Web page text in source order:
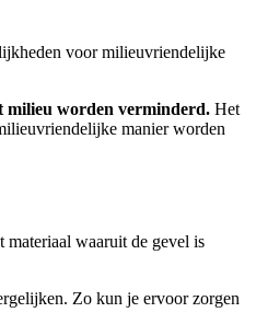
voor milieuvriendelijke
milieu worden verminderd. Het
manier worden
waaruit de gevel is
Zo kun je ervoor zorgen